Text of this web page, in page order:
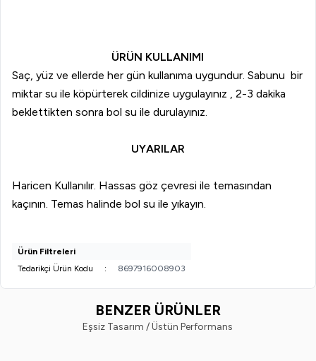
ÜRÜN KULLANIMI
Saç, yüz ve ellerde her gün kullanıma uygundur. Sabunu bir
miktar su ile köpürterek cildinize uygulayınız , 2-3 dakika
beklettikten sonra bol su ile durulayınız.
UYARILAR
Haricen Kullanılır. Hassas göz çevresi ile temasından
kaçının. Temas halinde bol su ile yıkayın.
Ürün Filtreleri
Tedarikçi Ürün Kodu
: 8697916008903
BENZER ÜRÜNLER
Eşsiz Tasarım / Üstün Performans